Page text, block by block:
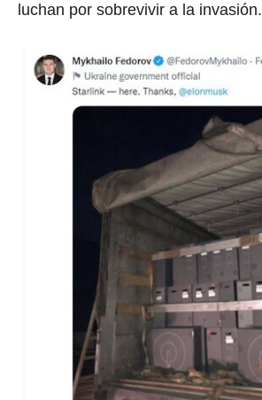
luchan por sobrevivir a la invasión.